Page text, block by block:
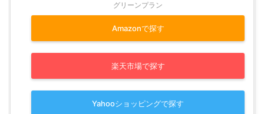
グリーンプラン
Amazonで探す
楽天市場で探す
Yahooショッピングで探す